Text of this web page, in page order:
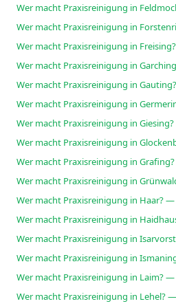
Wer macht Praxisreinigung in
Wer macht Praxisreinigung in
Wer macht Praxisreinigung in
Wer macht Praxisreinigung in
Wer macht Praxisreinigung in
Wer macht Praxisreinigung in
Wer macht Praxisreinigung in
Wer macht Praxisreinigung in
Wer macht Praxisreinigung in
Wer macht Praxisreinigung in
Wer macht Praxisreinigung in Haar?
Wer macht Praxisreinigung in
Wer macht Praxisreinigung in
Wer macht Praxisreinigung in
Wer macht Praxisreinigung in Laim?
Wer macht Praxisreinigung in Lehel?